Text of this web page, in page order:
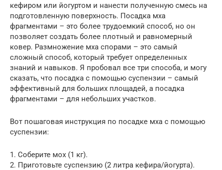
кефиром или йогуртом и нанести полученную смесь на
подготовленную поверхность. Посадка мха
фрагментами – это более трудоемкий способ, но он
позволяет создать более плотный и равномерный
ковер. Размножение мха спорами – это самый
сложный способ, который требует определенных
знаний и навыков. Я пробовал все три способа, и могу
сказать, что посадка с помощью суспензии – самый
эффективный для больших площадей, а посадка
фрагментами – для небольших участков.
Вот пошаговая инструкция по посадке мха с помощью
суспензии:
1. Соберите мох (1 кг).
2. Приготовьте суспензию (2 литра кефира/йогурта).